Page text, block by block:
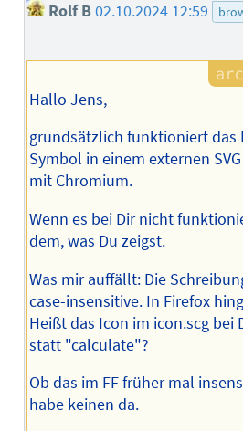
Rolf B02.10.2024 12:59
Hallo Jens,
grundsätzlich funktioniert das
Symbol in einem externen
mit Chromium.
Wenn es bei Dir nicht
dem, was Du zeigst.
Was mir auffällt: Die
case-insensitive. In Firefox
Heißt das Icon im icon.scg
statt "calculate"?
Ob das im FF früher mal
habe keinen da.